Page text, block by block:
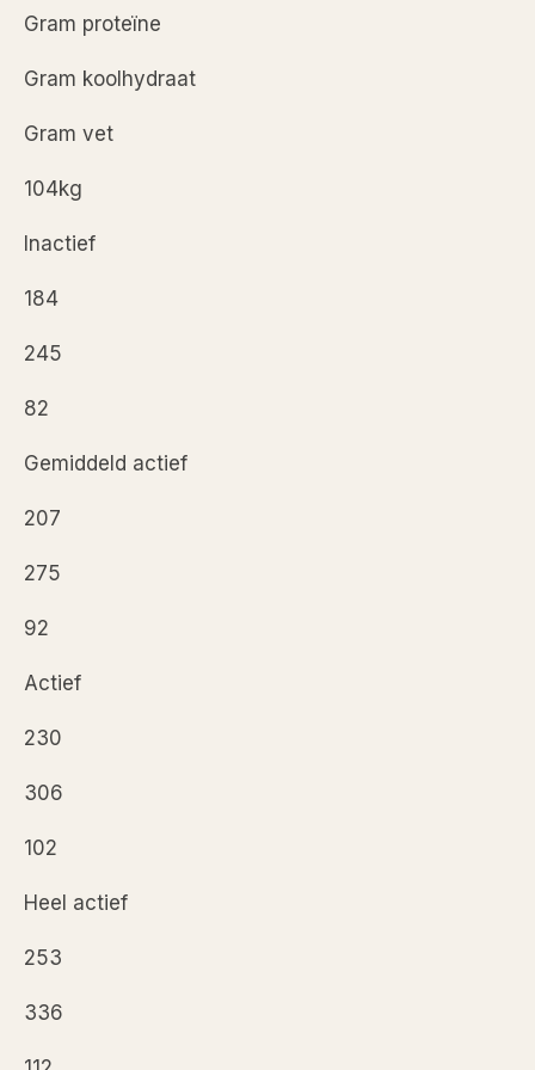
Gram proteïne
Gram koolhydraat
Gram vet
104kg
Inactief
184
245
82
Gemiddeld actief
207
275
92
Actief
230
306
102
Heel actief
253
336